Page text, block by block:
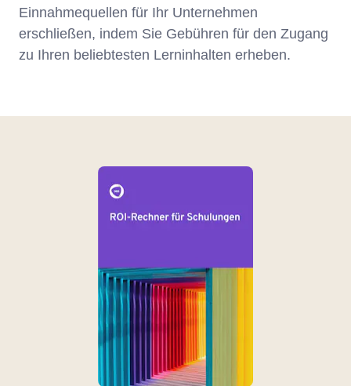
Einnahmequellen für Ihr Unternehmen
erschließen, indem Sie Gebühren für den Zugang
zu Ihren beliebtesten Lerninhalten erheben.